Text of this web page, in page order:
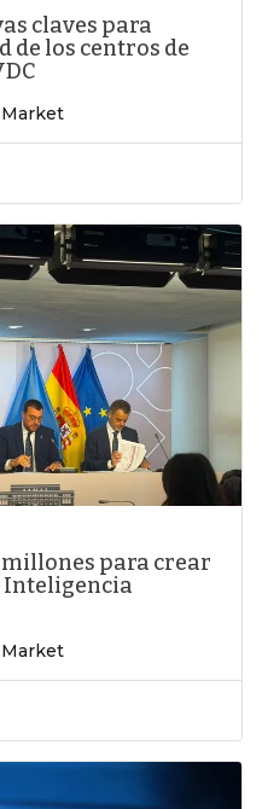
claves para
de los centros de
para crear
Inteligencia